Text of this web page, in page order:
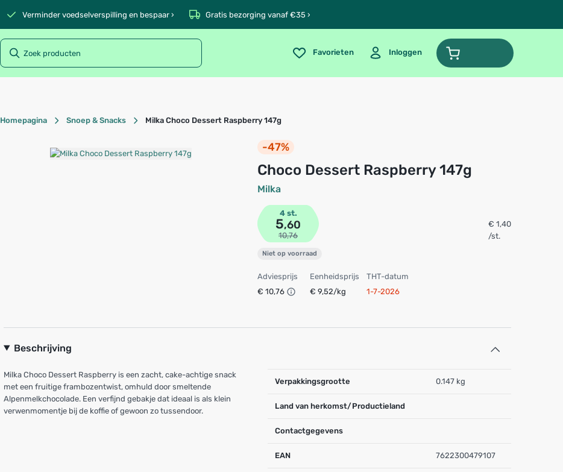
Verminder voedselverspilling en bespaar › Gratis bezorging vanaf €35 ›
Favorieten Inloggen
Homepagina Snoep & Snacks Milka Choco Dessert Raspberry 147g
-47%
Choco Dessert Raspberry 147g
Milka
4 st.
5,60
10,76
€ 1,40
/st.
Niet op voorraad
Adviesprijs
€ 10,76
Eenheidsprijs
€ 9,52/kg
THT-datum
1-7-2026
Beschrijving
Milka Choco Dessert Raspberry is een zacht, cake-achtige snack
met een fruitige frambozentwist, omhuld door smeltende
Alpenmelkchocolade. Een verfijnd gebakje dat ideaal is als klein
verwenmomentje bij de koffie of gewoon zo tussendoor.
Verpakkingsgrootte 0.147 kg
Land van herkomst/Productieland
Contactgegevens
EAN 7622300479107